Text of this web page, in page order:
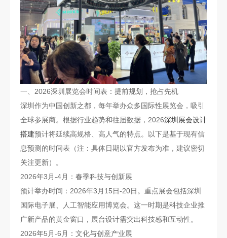
一、2026深圳展览会时间表：提前规划，抢占先机
深圳作为中国创新之都，每年举办众多国际性展览会，吸引
全球参展商。根据行业趋势和往届数据，2026深圳展会设计
搭建预计将延续高规格、高人气的特点。以下是基于现有信
息预测的时间表（注：具体日期以官方发布为准，建议密切
关注更新）。
2026年3月-4月：春季科技与创新展
预计举办时间：2026年3月15日-20日。重点展会包括深圳
国际电子展、人工智能应用博览会。这一时期是科技企业推
广新产品的黄金窗口，展台设计需突出科技感和互动性。
2026年5月-6月：文化与创意产业展